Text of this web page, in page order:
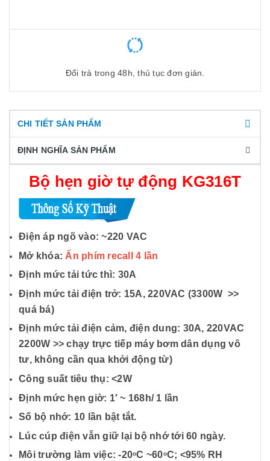
Đổi trả trong 48h, thủ tục đơn giản.
CHI TIẾT SẢN PHẨM
ĐỊNH NGHĨA SẢN PHẨM
Bộ hẹn giờ tự động KG316T
Điện áp ngõ vào: ~220 VAC
Mở khóa: Ấn phím recall 4 lần
Định mức tải tức thì: 30A
Định mức tải điện trở: 15A, 220VAC (3300W >>
quá bá)
Định mức tải điện cảm, điện dung: 30A, 220VAC
2200W >> chạy trực tiếp máy bơm dân dụng vô
tư, không cần qua khởi động từ)
Công suất tiêu thụ: <2W
Định mức hẹn giờ: 1′ ~ 168h/ 1 lần
Số bộ nhớ: 10 lần bật tắt.
Lúc cúp điện vẫn giữ lại bộ nhớ tới 60 ngày.
Môi trường làm việc: -20oC ~60oC; <95% RH